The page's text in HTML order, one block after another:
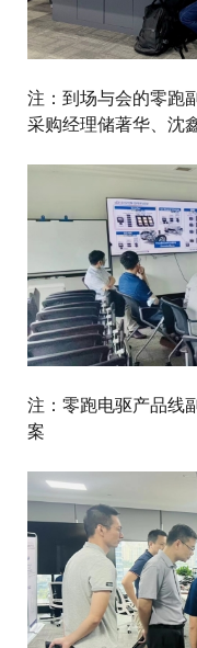
注：到场与会的零跑
采购经理储著华、沈
注：零跑电驱产品线
案
像